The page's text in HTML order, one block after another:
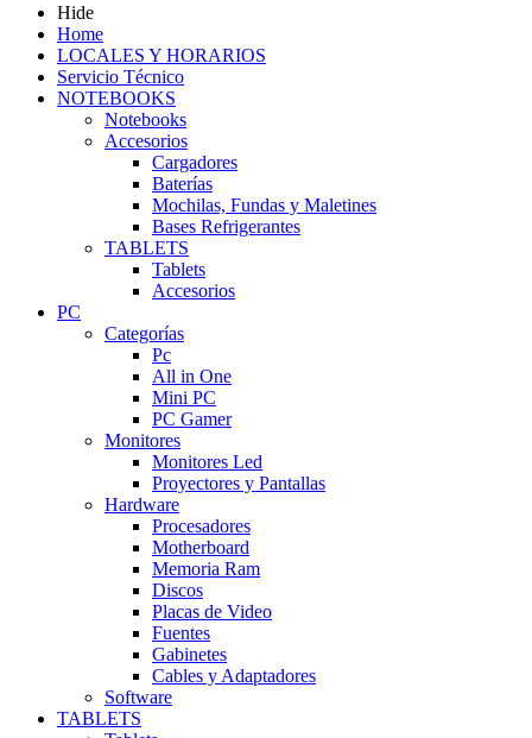
Hide
Home
LOCALES Y HORARIOS
Servicio Técnico
NOTEBOOKS
Notebooks
Accesorios
Cargadores
Baterías
Mochilas, Fundas y Maletines
Bases Refrigerantes
TABLETS
Tablets
Accesorios
PC
Categorías
Pc
All in One
Mini PC
PC Gamer
Monitores
Monitores Led
Proyectores y Pantallas
Hardware
Procesadores
Motherboard
Memoria Ram
Discos
Placas de Video
Fuentes
Gabinetes
Cables y Adaptadores
Software
TABLETS